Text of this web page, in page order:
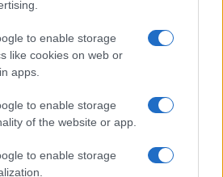
to enable storage
like cookies on web or
apps.
to enable storage
of the website or app.
to enable storage
p
meteo per lunedì 10 agosto
di lavoro a Olbia e in Gallura